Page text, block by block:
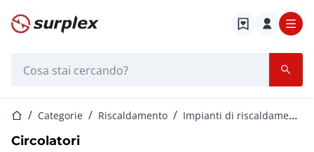
Home
Home Categorie Riscaldamento Impianti di riscaldamento centralizzati
Circolatori